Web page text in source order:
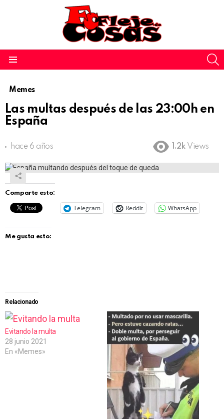
Memes
Las multas después de las 23:00h en
España
hace 6 años 1.2k Views
Comparte esto:
Telegram Reddit WhatsApp
Me gusta esto:
Relacionado
Evitando la multa
28 junio 2021
En «Memes»